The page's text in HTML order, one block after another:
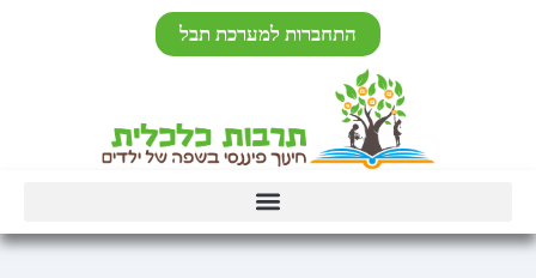
התחברות למערכת תבל